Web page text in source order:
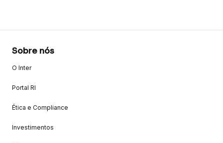
Sobre nós
O Inter
Portal RI
Ética e Compliance
Investimentos